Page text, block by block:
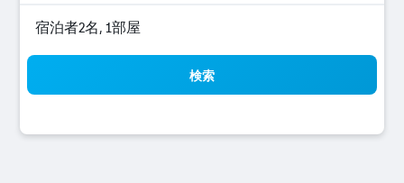
宿泊者2名, 1​部屋
検索